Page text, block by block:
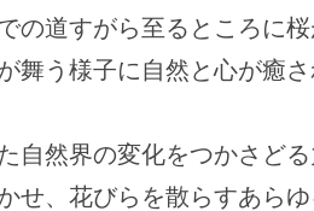
の道すがら至るところに
舞う様子に自然と心が癒
自然界の変化をつかさど
せ、花びらを散らすあら